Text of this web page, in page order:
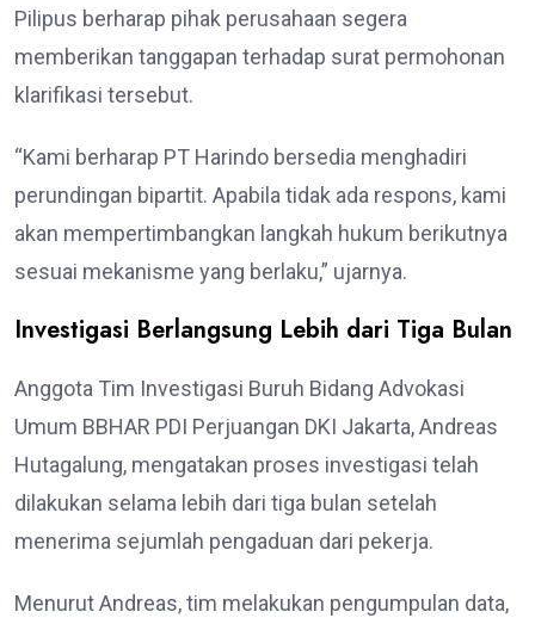
Pilipus berharap pihak perusahaan segera
memberikan tanggapan terhadap surat permohonan
klarifikasi tersebut.
“Kami berharap PT Harindo bersedia menghadiri
perundingan bipartit. Apabila tidak ada respons, kami
akan mempertimbangkan langkah hukum berikutnya
sesuai mekanisme yang berlaku,” ujarnya.
Investigasi Berlangsung Lebih dari Tiga Bulan
Anggota Tim Investigasi Buruh Bidang Advokasi
Umum BBHAR PDI Perjuangan DKI Jakarta, Andreas
Hutagalung, mengatakan proses investigasi telah
dilakukan selama lebih dari tiga bulan setelah
menerima sejumlah pengaduan dari pekerja.
Menurut Andreas, tim melakukan pengumpulan data,